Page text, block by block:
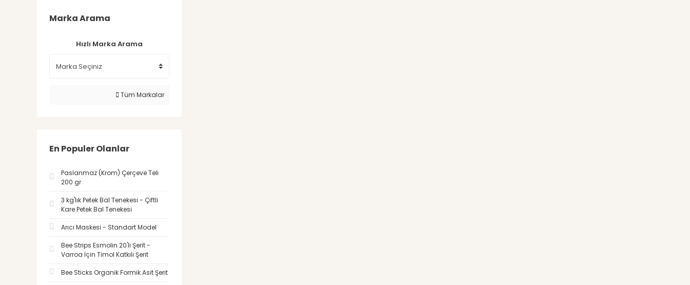
Marka Arama
Hızlı Marka Arama
Tüm Markalar
En Populer Olanlar
Paslanmaz (Krom) Çerçeve Teli
200 gr
3 kg'lık Petek Bal Tenekesi - Çiftli
Kare Petek Bal Tenekesi
Arıcı Maskesi - Standart Model
Bee Strips Esmolin 20'li Şerit -
Varroa İçin Timol Katkılı Şerit
Bee Sticks Organik Formik Asit Şerit